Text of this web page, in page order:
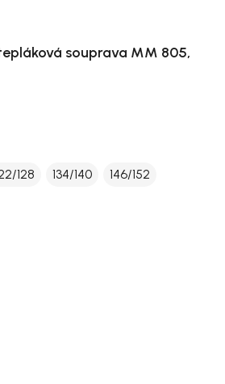
souprava MM 805,
128 134/140 146/152